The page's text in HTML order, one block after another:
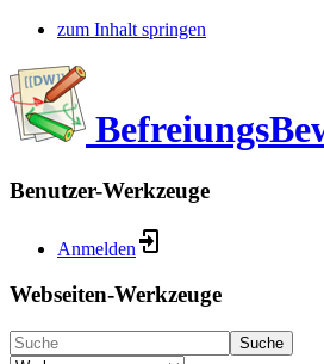
zum Inhalt springen
Benutzer-Werkzeuge
Anmelden
Webseiten-Werkzeuge
Suche